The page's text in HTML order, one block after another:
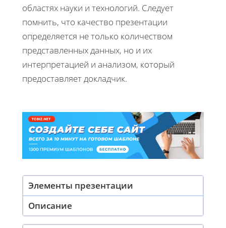
областях науки и технологий. Следует
помнить, что качество презентации
определяется не только количеством
представленных данных, но и их
интерпретацией и анализом, который
предоставляет докладчик.
Элементы презентации
Описание